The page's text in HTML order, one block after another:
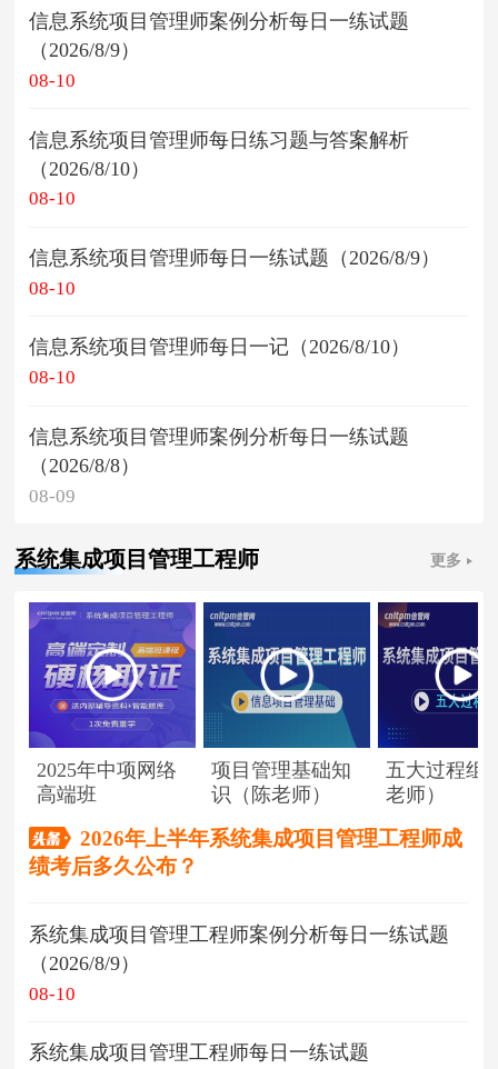
信息系统项目管理师案例分析每日一练试题
（2026/8/9）
08-10
信息系统项目管理师每日练习题与答案解析
（2026/8/10）
08-10
信息系统项目管理师每日一练试题（2026/8/9）
08-10
信息系统项目管理师每日一记（2026/8/10）
08-10
信息系统项目管理师案例分析每日一练试题
（2026/8/8）
08-09
系统集成项目管理工程师 更多
2025年中项网络
高端班
项目管理基础知
识（陈老师）
五大过程组
老师）
2026年上半年系统集成项目管理工程师成
绩考后多久公布？
系统集成项目管理工程师案例分析每日一练试题
（2026/8/9）
08-10
系统集成项目管理工程师每日一练试题